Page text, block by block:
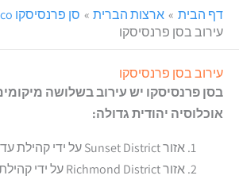
דף הבית ארצות הברית
סן פרנסיסקו San Francisco
עירוב בסן פרנסיסקו
עירוב בסן פרנסיסקו
בסן פרנסיסקו יש עירוב בשלושה
אוכלוסיה יהודית גדולה:
אזור Sunset District על ידי קהילת עדת ישראל
אזור Richmond District על ידי קהילת Chevra Thilim.